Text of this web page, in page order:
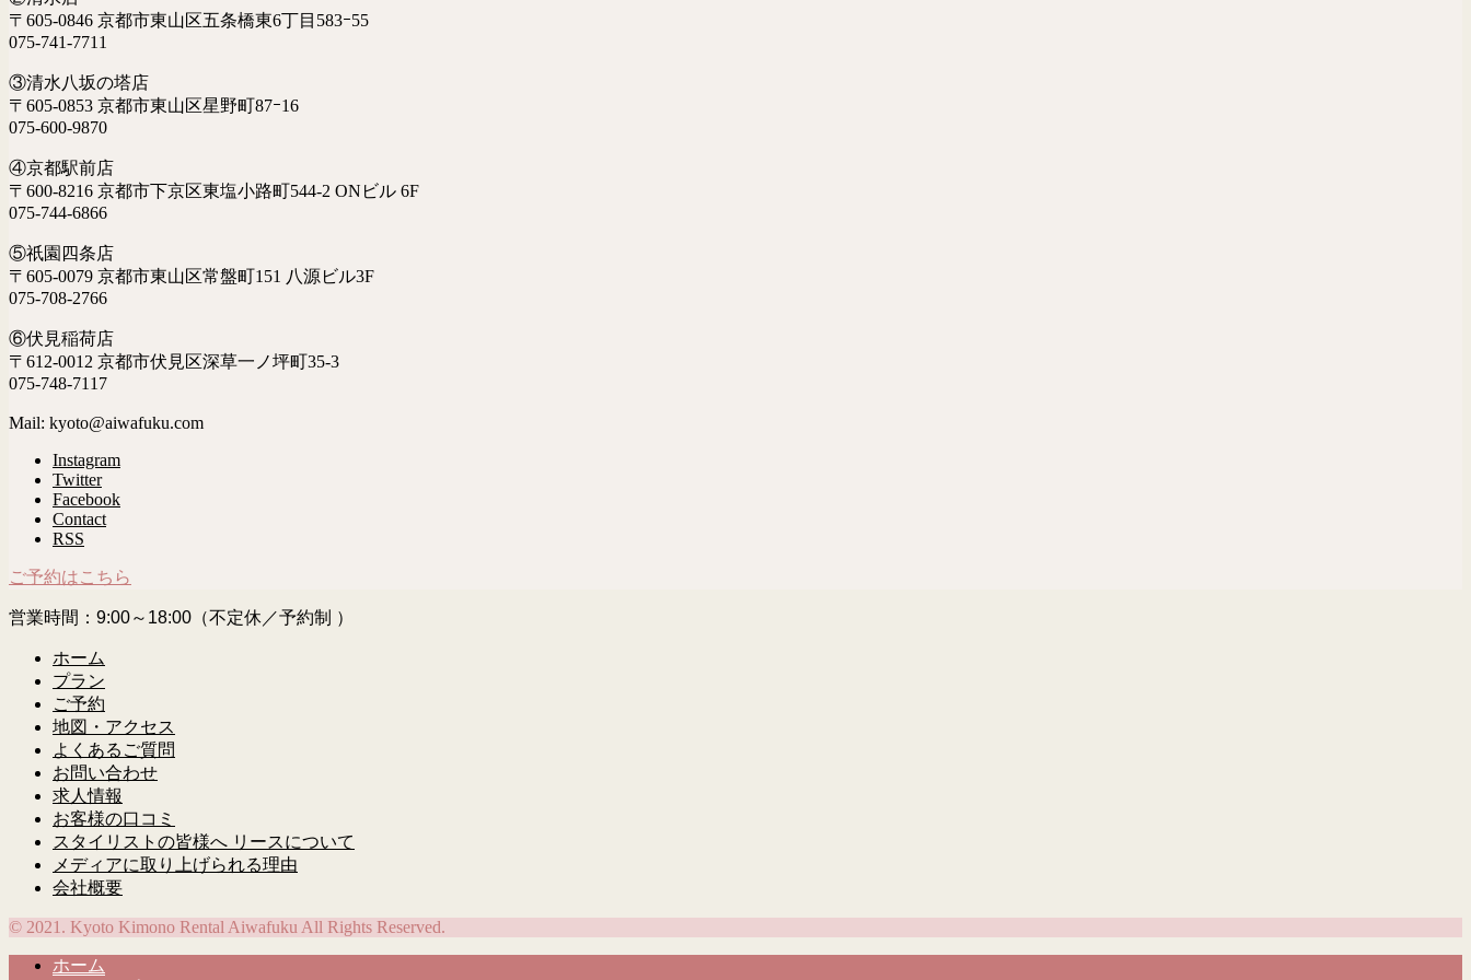
〒605-0846 京都市東山区五条橋東6丁目583ｰ55
075-741-7711
③清水八坂の塔店
〒605-0853 京都市東山区星野町87ｰ16
075-600-9870
④京都駅前店
〒600-8216 京都市下京区東塩小路町544-2 ONビル 6F
075-744-6866
⑤祇園四条店
〒605-0079 京都市東山区常盤町151 八源ビル3F
075-708-2766
⑥伏見稲荷店
〒612-0012 京都市伏見区深草一ノ坪町35-3
075-748-7117
Mail: kyoto@aiwafuku.com
Instagram
Twitter
Facebook
Contact
RSS
ご予約はこちら
営業時間：9:00～18:00（不定休／予約制 ）
ホーム
プラン
ご予約
地図・アクセス
よくあるご質問
お問い合わせ
求人情報
お客様の口コミ
スタイリストの皆様へ リースについて
メディアに取り上げられる理由
会社概要
© 2021. Kyoto Kimono Rental Aiwafuku All Rights Reserved.
ホーム